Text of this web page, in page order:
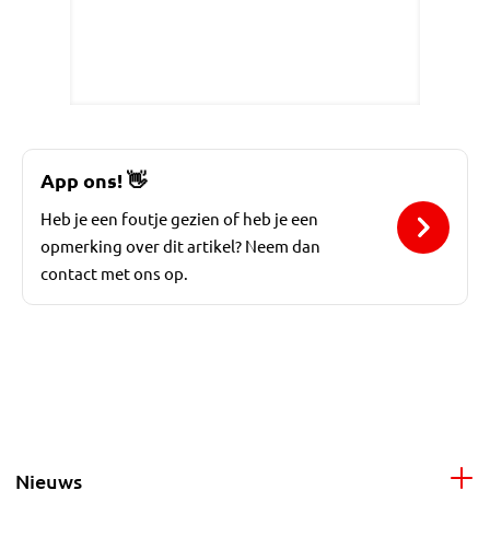
App ons!👋
Heb je een foutje gezien of heb je een
opmerking over dit artikel? Neem dan
contact met ons op.
Nieuws